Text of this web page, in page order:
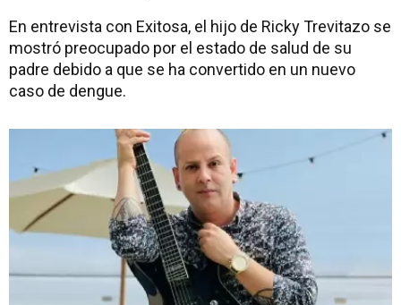
En entrevista con Exitosa, el hijo de Ricky Trevitazo se
mostró preocupado por el estado de salud de su
padre debido a que se ha convertido en un nuevo
caso de dengue.